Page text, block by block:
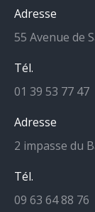
Adresse
55 Avenue de
Tél.
01 39 53 77 47
Adresse
2 impasse du
Tél.
09 63 64 88 76